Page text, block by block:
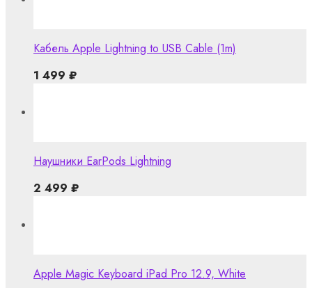
Кабель Apple Lightning to USB Cable (1m)
1 499 ₽
Наушники EarPods Lightning
2 499 ₽
Apple Magic Keyboard iPad Pro 12.9, White